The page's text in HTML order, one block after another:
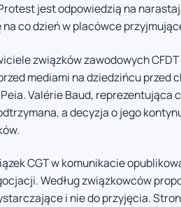
jest odpowiedzią na
na co dzień w placówce
związków zawodowych
mediami na dziedzińcu
Valérie Baud, reprezentująca
a decyzja o jego
CGT w komunikacie
Według związkowców
i nie do przyjęcia.